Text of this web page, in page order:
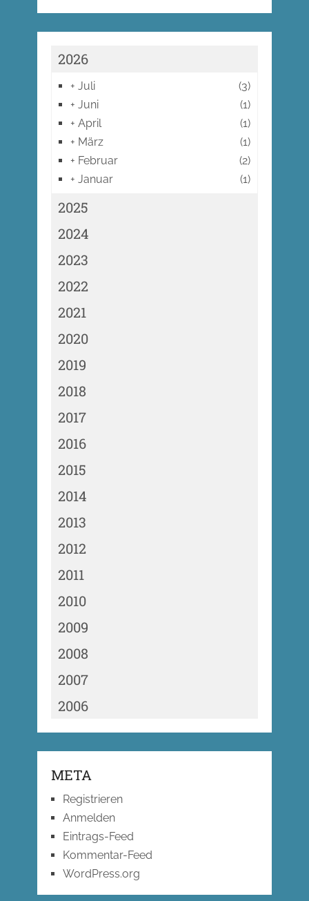
2026
+ Juli
(3)
+ Juni
(1)
+ April
(1)
+ März
(1)
+ Februar
(2)
+ Januar (1)
2025
2024
2023
2022
2021
2020
2019
2018
2017
2016
2015
2014
2013
2012
2011
2010
2009
2008
2007
2006
META
Registrieren
Anmelden
Eintrags-Feed
Kommentar-Feed
WordPress.org